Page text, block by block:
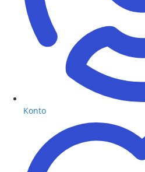
Konto